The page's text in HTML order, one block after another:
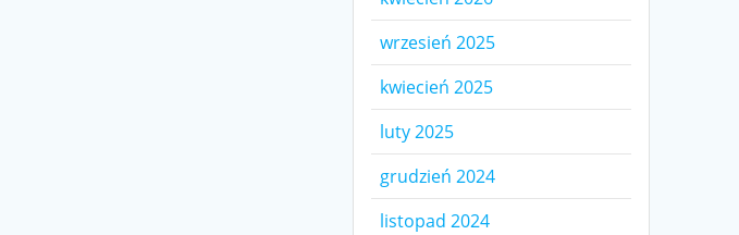
wrzesień 2025
kwiecień 2025
luty 2025
grudzień 2024
listopad 2024